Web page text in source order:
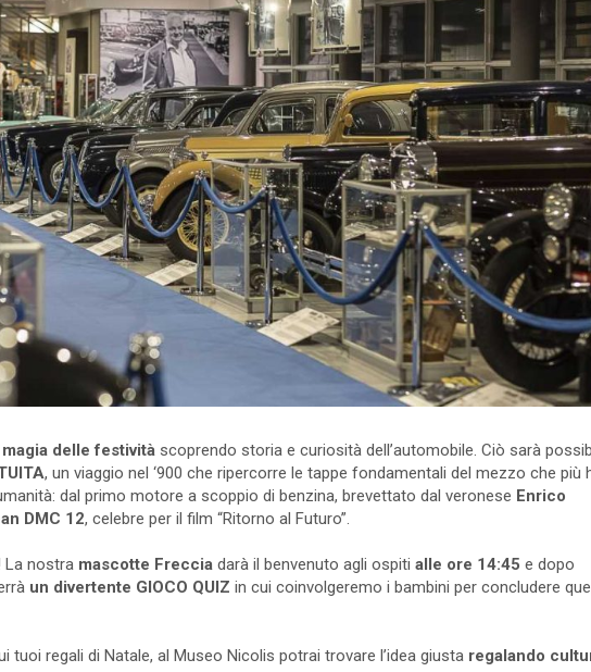
delle festività scoprendo storia e curiosità dell’automobile. Ciò sarà
, un viaggio nel ‘900 che ripercorre le tappe fondamentali del mezzo che più
dal primo motore a scoppio di benzina, brevettato dal veronese Enrico
DMC 12, celebre per il film “Ritorno al Futuro”.
La nostra mascotte Freccia darà il benvenuto agli ospiti alle ore 14:45 e dopo
un divertente GIOCO QUIZ in cui coinvolgeremo i bambini per concludere
tuoi regali di Natale, al Museo Nicolis potrai trovare l’idea giusta regalando